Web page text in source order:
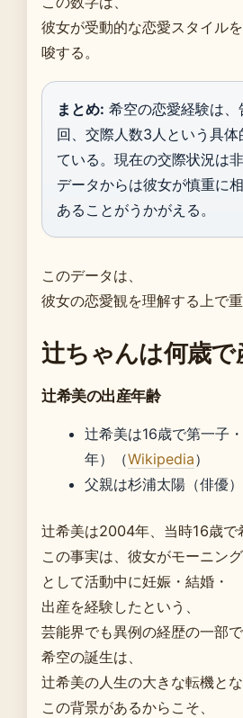
彼女が受動的な恋愛スタイル
唆する。
まとめ: 希空の恋愛経験は、
回、交際人数3人という具
ている。現在の交際状況は
データからは彼女が慎重に
あることがうかがえる。
このデータは、
彼女の恋愛観を理解する上で重
辻ちゃんは何歳で
辻希美の出産年齢
辻希美は16歳で第一子
年）（Wikipedia）
父親は杉浦太陽（俳優）
辻希美は2004年、当時16歳で
この事実は、彼女がモーニング
として活動中に妊娠・結婚・
出産を経験したという、
芸能界でも異例の経歴の一部で
希空の誕生は、
辻希美の人生の大きな転機とな
この背景があるからこそ、